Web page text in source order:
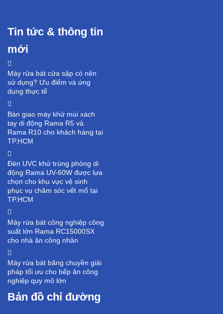
Tin tức & thông tin
mới
Máy rửa bát cửa sập có nên
sử dụng? Ưu điểm và ứng
dụng thực tế
Bàn giao máy khử mùi xách
tay di động Rama R5 và
Rama R10 cho khách hàng tại
TP.HCM
Đèn UVC khử trùng phòng di
động Rama UV-60W được lựa
chọn cho khu vực vệ sinh
phục vụ chăm sóc vết mổ tại
TP.HCM
Máy rửa bát công nghiệp công
suất lớn Rama RC15000SX
cho nhà ăn công nhân
Máy rửa bát băng chuyền giải
pháp tối ưu cho bếp ăn công
nghiệp quy mô lớn
Bản đồ chỉ đường